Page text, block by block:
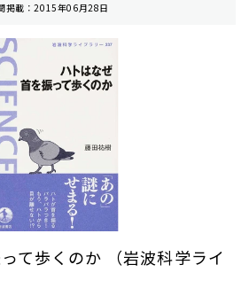
掲載：2015年06月28日
て歩くのか （岩波科学ライ